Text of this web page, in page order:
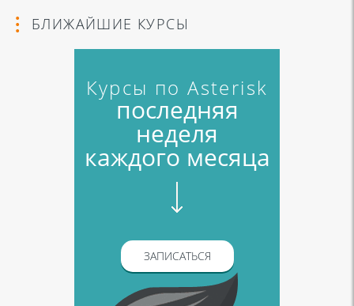
БЛИЖАЙШИЕ КУРСЫ
Курсы по Asterisk
последняя
неделя
каждого месяца
ЗАПИСАТЬСЯ